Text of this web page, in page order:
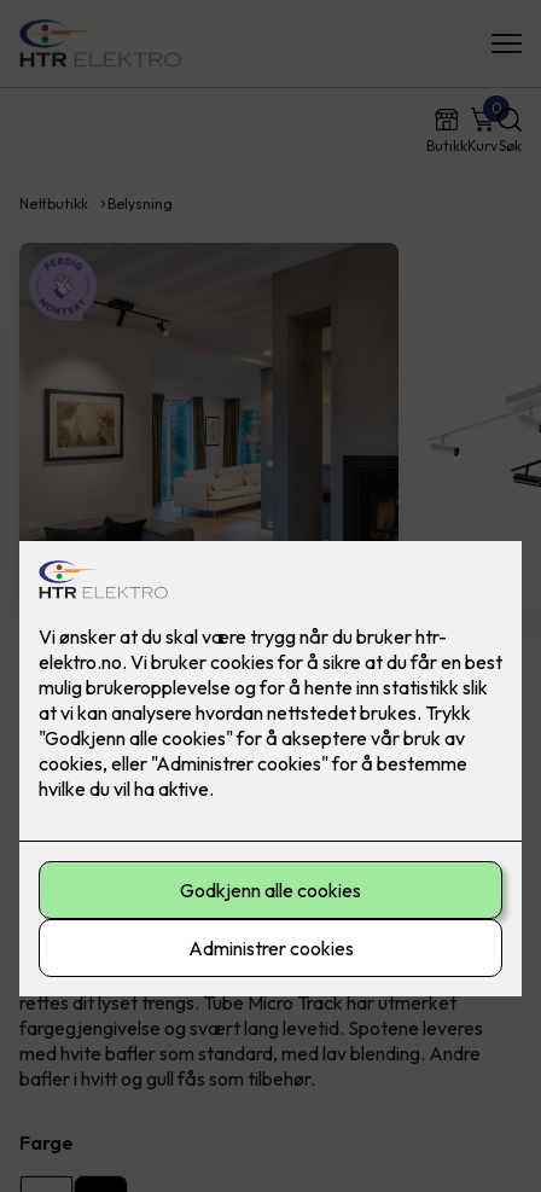
ButikkKurv
0
Søk
Nettbutikk Belysning
Spotskinne - Tube Micro Track,
Hvit
Ferdig montert spotskinne fra SG Armaturen.
Hvit
Tube Micro Track er en skinne med slanke, presise spoter
med minimalistisk, eksklusivt utseende. Den er lett å
montere i alle kjente takuttak og bokser i ulike typer rom i
boligen som soverom, stuer, entreer osv. Hver spot kan
rettes dit lyset trengs. Tube Micro Track har utmerket
fargegjengivelse og svært lang levetid. Spotene leveres
med hvite bafler som standard, med lav blending. Andre
bafler i hvitt og gull fås som tilbehør.
Farge